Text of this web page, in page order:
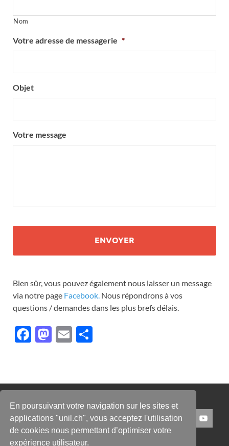
En poursuivant votre navigation sur les sites et
applications "unil.ch", vous acceptez l'utilisation
de cookies nous permettant d’optimiser votre
expérience utilisateur.
Nom
Votre adresse de messagerie *
Objet
Votre message
Bien sûr, vous pouvez également nous laisser un message
via notre page Facebook. Nous répondrons à vos
questions / demandes dans les plus brefs délais.
F
b
o
o
k
M
d
o
n
E
g
er
BBD ON SOCIAL MEDIA